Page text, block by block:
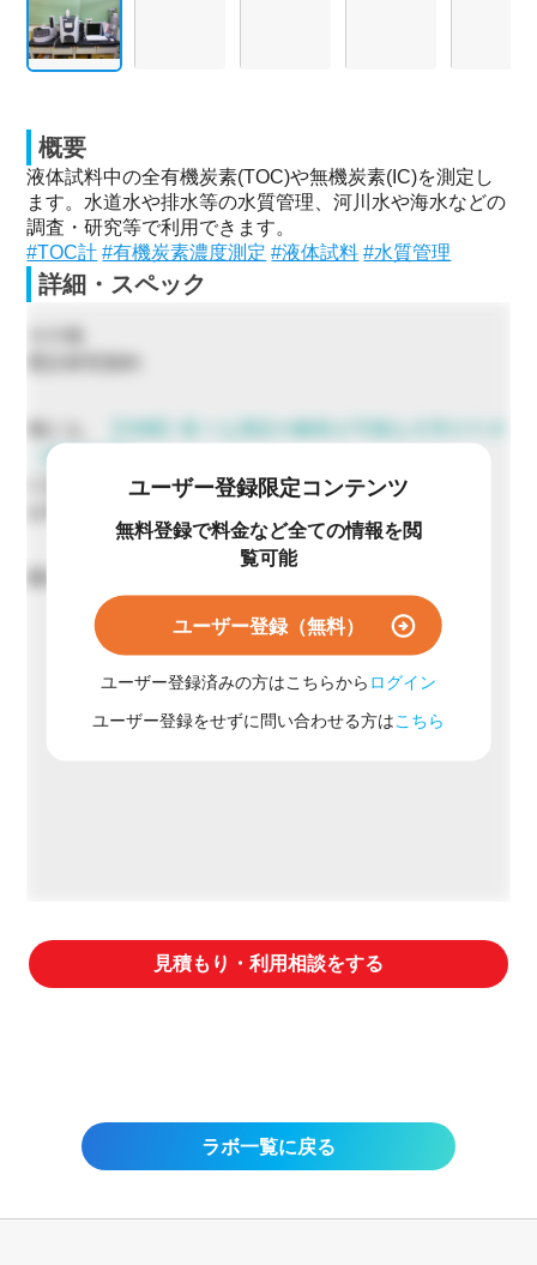
概要
液体試料中の全有機炭素(TOC)や無機炭素(IC)を測定し
ます。水道水や排水等の水質管理、河川水や海水などの
調査・研究等で利用できます。
#TOC計 #有機炭素濃度測定 #液体試料 #水質管理
詳細・スペック
その他
受託研究契約
他にも、
【沖縄】様々な測定や解析が可能な大学のラボ
（産学連携先）
に設置のある機器については実験委託が可能です。
最短14日
ユーザー登録限定コンテンツ
無料登録で料金など全ての情報を閲
覧可能
ユーザー登録（無料）
ユーザー登録済みの方はこちらから ログイン
ユーザー登録をせずに問い合わせる方はこちら
見積もり・利用相談をする
ラボ一覧に戻る